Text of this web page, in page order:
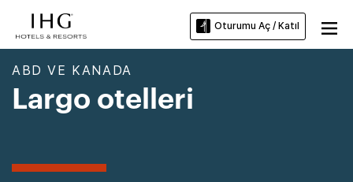
Oturumu Aç / Katıl
ABD VE KANADA
Largo otelleri